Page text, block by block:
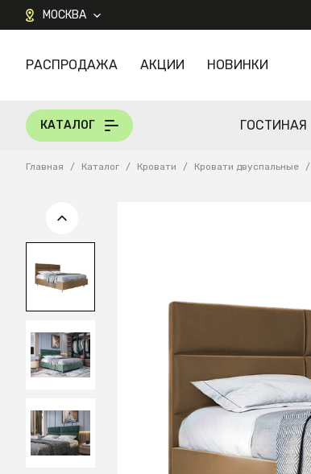
МОСКВА
КАТАЛОГ
РАСПРОДАЖА АКЦИИ НОВИНКИ
КАТАЛОГ ГОСТИНАЯ
Главная / Каталог / Кровати / Кровати двуспальные /